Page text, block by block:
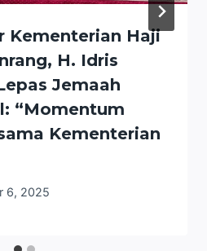
Kementerian Haji
H. Idris
Jemaah
“Momentum
Kementerian
6, 2025